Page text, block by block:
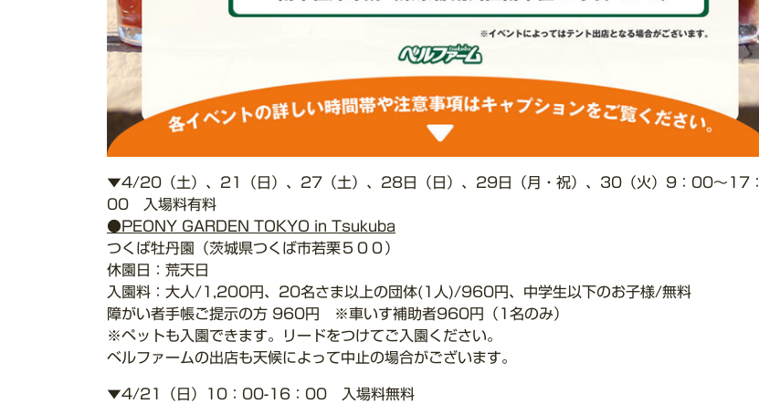
▼4/20（土）、21（日）、27（土）、28日（日）、29日（月・祝）、30（火）9：00～17：
00 入場料有料
●PEONY GARDEN TOKYO in Tsukuba
つくば牡丹園（茨城県つくば市若栗５００）
休園日：荒天日
入園料：大人/1,200円、20名さま以上の団体(1人)/960円、中学生以下のお子様/無料
障がい者手帳ご提示の方 960円 ※車いす補助者960円（1名のみ）
※ペットも入園できます。リードをつけてご入園ください。
ベルファームの出店も天候によって中止の場合がございます。
▼4/21（日）10：00-16：00 入場料無料